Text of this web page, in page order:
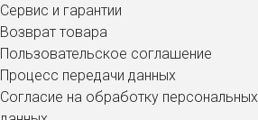
Сервис и гарантии
Возврат товара
Пользовательское соглашение
Процесс передачи данных
Согласие на обработку персональных